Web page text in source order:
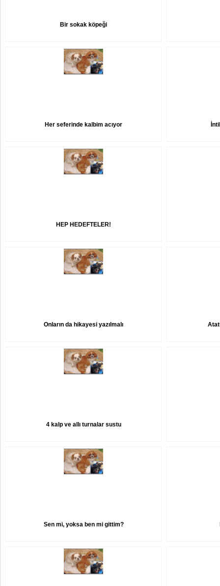
Bir sokak köpeği
Her seferinde kalbim acıyor
HEP HEDEFTELER!
Onların da hikayesi yazılmalı
4 kalp ve allı turnalar sustu
Sen mi, yoksa ben mi gittim?